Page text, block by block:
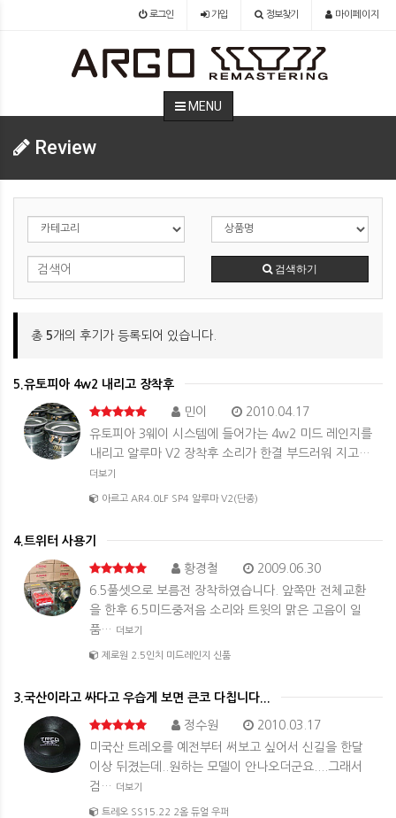
로그인 가입 정보찾기 마이페이지
MENU
Review
검색하기
총 5개의 후기가 등록되어 있습니다.
5.유토피아 4w2 내리고 장착후
민이
2010.04.17
유토피아 3웨이 시스템에 들어가는 4w2 미드 레인지를
내리고 알루마 V2 장착후 소리가 한결 부드러워 지고…
더보기
아르고 AR4.0LF SP4 알루마 V2(단종)
4.트위터 사용기
황경철
2009.06.30
6.5풀셋으로 보름전 장착하였습니다. 앞쪽만 전체교환
을 한후 6.5미드중저음 소리와 트윗의 맑은 고음이 일
품…
더보기
제로원 2.5인치 미드레인지 신품
3.국산이라고 싸다고 우습게 보면 큰코 다칩니다...
정수원
2010.03.17
미국산 트레오를 예전부터 써보고 싶어서 신길을 한달
이상 뒤졌는데..원하는 모델이 안나오더군요....그래서
검…
더보기
트레오 SS15.22 2옴 듀얼 우퍼